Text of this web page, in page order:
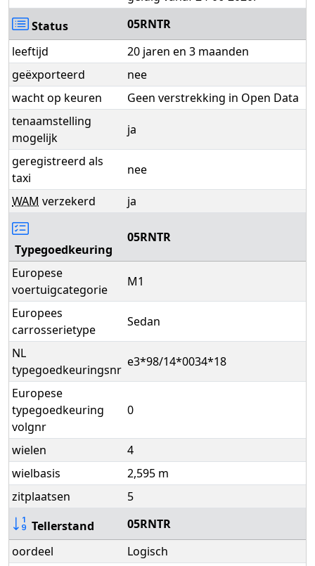
Status
05RNTR
leeftijd
20 jaren en 3 maanden
geëxporteerd
nee
wacht op keuren
Geen verstrekking in Open Data
tenaamstelling
mogelijk
ja
geregistreerd als
taxi
nee
WAM verzekerd ja
Typegoedkeuring
05RNTR
Europese
voertuigcategorie
M1
Europees
carrosserietype
Sedan
NL
typegoedkeuringsnr
e3*98/14*0034*18
Europese
typegoedkeuring
volgnr
0
wielen
4
wielbasis
2,595 m
zitplaatsen
5
Tellerstand
05RNTR
oordeel
Logisch